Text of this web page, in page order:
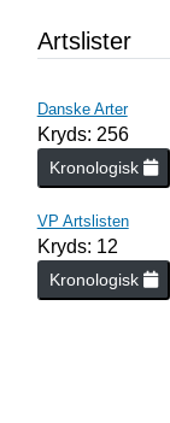
Artslister
Danske Arter
Kryds: 256
Kronologisk
VP Artslisten
Kryds: 12
Kronologisk